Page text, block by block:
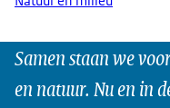
Samen staan we
en natuur. Nu en in